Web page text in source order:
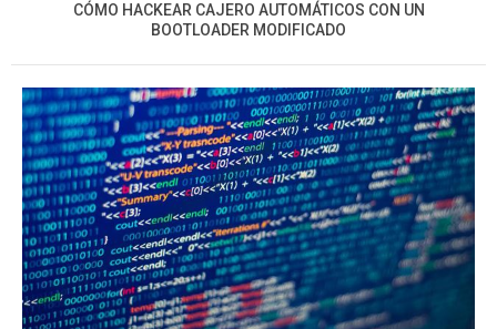
CÓMO HACKEAR CAJERO AUTOMÁTICOS CON UN
BOOTLOADER MODIFICADO